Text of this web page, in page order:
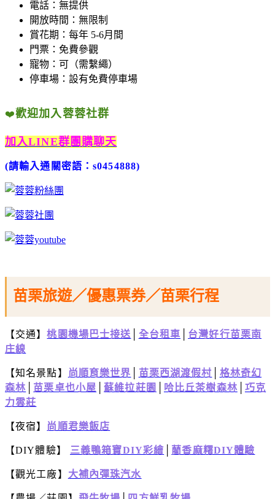
電話：無提供
開放時間：無限制
賞花期：每年 5-6月間
門票：免費參觀
寵物：可（需繫繩）
停車場：設有免費停車場
❤️歡迎加入蓉蓉社群
加入LINE群團購聊天
(請輸入通關密語：s0454888)
苗栗旅遊／優惠票券／苗栗行程
【交通】桃園機場巴士接送 全台租車
台灣好行苗栗南
庄線
【知名景點】 尚順育樂世界 苗栗西湖渡假村
格林奇幻
森林
苗栗卓也小屋 │蘇維拉莊園 哈比丘茶樹森林
巧克
力雲莊
【夜宿】 尚順君樂飯店
【DIY體驗】 三義鴨箱寶DIY彩繪 藺香麻糬DIY體驗
【觀光工廠】 大補內彈珠汽水